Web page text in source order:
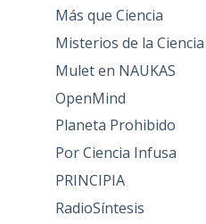
Más que Ciencia
Misterios de la Ciencia
Mulet en NAUKAS
OpenMind
Planeta Prohibido
Por Ciencia Infusa
PRINCIPIA
RadioSíntesis